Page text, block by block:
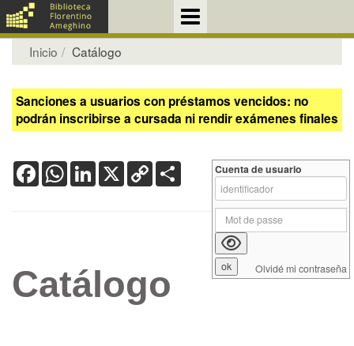
Inicio Catálogo
Sanciones a usuarios con préstamos vencidos: no
podrán inscribirse a cursada ni rendir exámenes finales
FacebookWhatsApp
LinkedIn
X Copy
Link
Catálogo
Cuenta de usuario
Olvidé mi contraseña